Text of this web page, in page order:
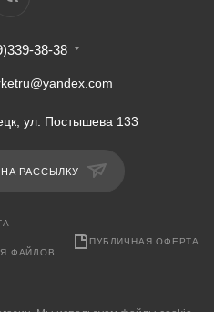
38-38
ул. Постышева 133
РАССЫЛКУ
ФАЙЛОВ
ПУБЛИЧНАЯ ОФЕРТА